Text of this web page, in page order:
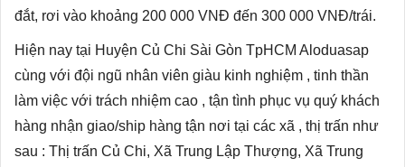
đắt, rơi vào khoảng 200 000 VNĐ đến 300 000 VNĐ/trái.
Hiện nay tại Huyện Củ Chi Sài Gòn TpHCM Aloduasap
cùng với đội ngũ nhân viên giàu kinh nghiệm , tinh thần
làm việc với trách nhiệm cao , tận tình phục vụ quý khách
hàng nhận giao/ship hàng tận nơi tại các xã , thị trấn như
sau : Thị trấn Củ Chi, Xã Trung Lập Thượng, Xã Trung